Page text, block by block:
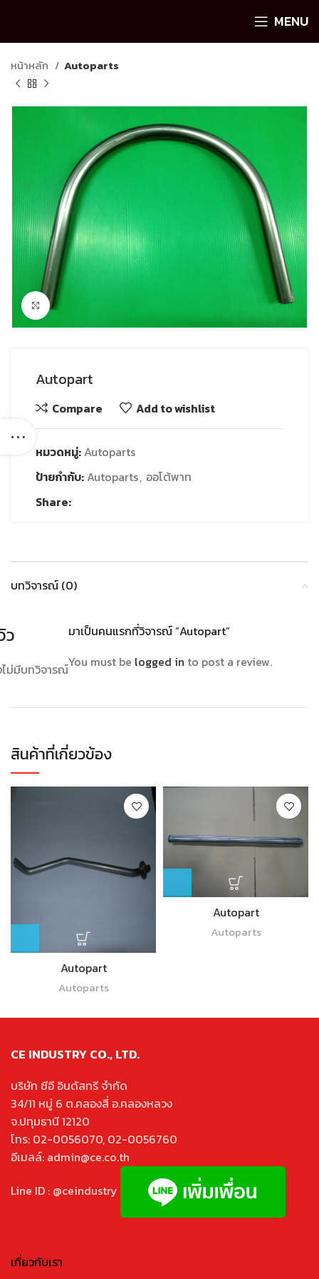
MENU
หน้าหลัก Autoparts
Click to enlarge
Autopart
Compare Add to wishlist
หมวดหมู่: Autoparts
ป้ายกำกับ: Autoparts, ออโต้พาท
Share:
บทวิจารณ์ (0)
ว
ม่มีบทวิจารณ์
มาเป็นคนแรกที่วิจารณ์ “Autopart”
You must be logged in to post a review.
สินค้าที่เกี่ยวข้อง
Autopart
Autoparts
Autopart
Autoparts
CE INDUSTRY CO., LTD.
บริษัท ซีอี อินดัสทรี จำกัด
34/11 หมู่ 6 ต.คลองสี่ อ.คลองหลวง
จ.ปทุมธานี 12120
โทร: 02-0056070, 02-0056760
อีเมลล์: admin@ce.co.th
Line ID : @ceindustry
เกี่ยวกับเรา